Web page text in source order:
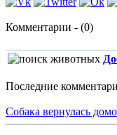
Комментарии - (0)
Последние
Собака вернулась